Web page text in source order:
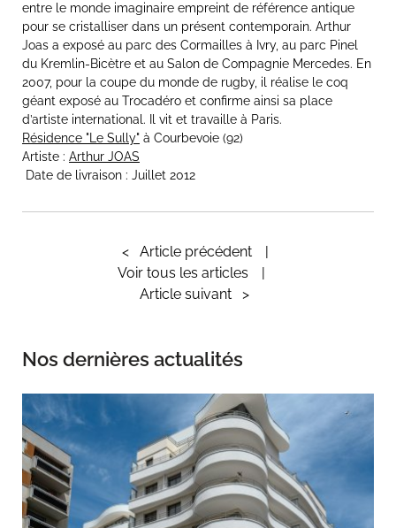
entre le monde imaginaire empreint de référence antique
pour se cristalliser dans un présent contemporain. Arthur
Joas a exposé au parc des Cormailles à Ivry, au parc Pinel
du Kremlin-Bicètre et au Salon de Compagnie Mercedes. En
2007, pour la coupe du monde de rugby, il réalise le coq
géant exposé au Trocadéro et confirme ainsi sa place
d’artiste international. Il vit et travaille à Paris.
Résidence "Le Sully" à Courbevoie (92)
Artiste : Arthur JOAS
Date de livraison : Juillet 2012
<
Article précédent
Voir tous les articles
Article suivant
>
Nos dernières actualités